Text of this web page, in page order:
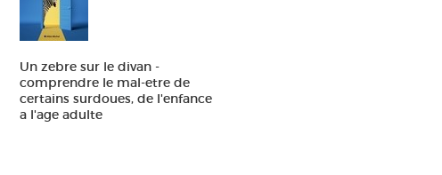
Un zebre sur le divan -
comprendre le mal-etre de
certains surdoues, de l'enfance
a l'age adulte